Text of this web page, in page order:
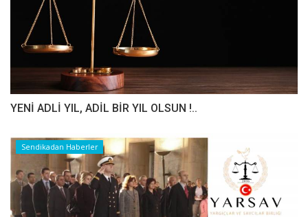
YENİ ADLİ YIL, ADİL BİR YIL OLSUN !..
Sendikadan Haberler